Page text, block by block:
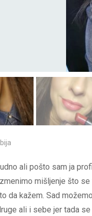
ali pošto sam ja
mišljenje što
da kažem. Sad
ali i sebe jer tada